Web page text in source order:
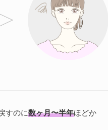
すのに数ヶ月〜半年ほどか